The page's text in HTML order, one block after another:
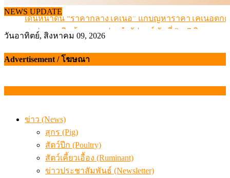
NEWS UPDATE
เดินหน้าดัน “ราคากลางโคเนื้อ” แก้ปัญหาราคาโคเนื้อตก
สรุปภาวะ สินค้าเกษตรประจำสัปดาห์ วันที่ 3 – 7 สิงหาคม
สุดอั้น! ไข่ไก่หน้าฟาร์มปรับขึ้นอีก 6 บาท/แผง เริ่ม 7 ส.ค.69
สรุปภาวะ สินค้าเกษตรประจำสัปดาห์ วันที่ 3 – 7 สิงหาคม
วันอาทิตย์, สิงหาคม 09, 2026
Advertisement / โฆษณา
ข่าว (News)
สุกร (Pig)
สัตว์ปีก (Poultry)
สัตว์เคี้ยวเอื้อง (Ruminant)
ข่าวประชาสัมพันธ์ (Newsletter)